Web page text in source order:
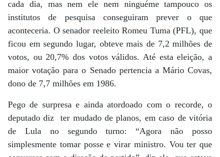
cada dia, mas nem ele nem ninguéme tampouco os
institutos de pesquisa conseguiram prever o que
aconteceria. O senador reeleito Romeu Tuma (PFL), que
ficou em segundo lugar, obteve mais de 7,2 milhões de
votos, ou 20,7% dos votos válidos. Até esta eleição, a
maior votação para o Senado pertencia a Mário Covas,
dono de 7,7 milhões em 1986.
Pego de surpresa e ainda atordoado com o recorde, o
deputado diz ter mudado de planos, em caso de vitória
de Lula no segundo turno: “Agora não posso
simplesmente tomar posse e virar ministro. Vou ter que